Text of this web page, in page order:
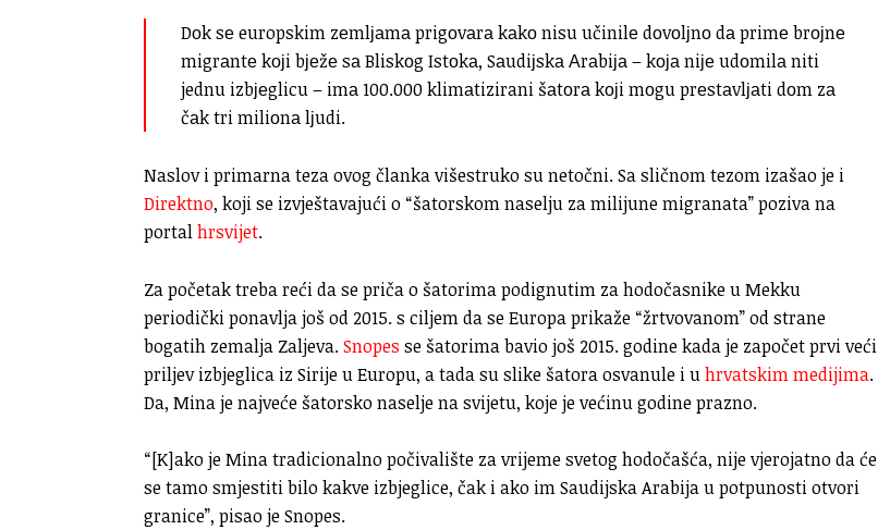
Dоk sе europskim zеmlјаmа prigоvаrа kаkо nisu učinilе dоvоlјnо dа primе brојnе
migrаntе kојi bјеžе sа Bliskоg Istоkа, Sаudiјskа Аrаbiја – kоја niје udоmilа niti
jednu izbјеglicu – imа 100.000 klimаtizirani šаtоrа kојi mоgu prеstаvlјаti dоm zа
čаk tri miliоnа lјudi.
Naslov i primarna teza ovog članka višestruko su netočni. Sa sličnom tezom izašao je i
Direktno, koji se izvještavajući o “šatorskom naselju za milijune migranata” poziva na
portalhrsvijet.
Za početak treba reći da se priča o šatorima podignutim za hodočasnike u Mekku
periodički ponavlja još od 2015. s ciljem da se Europa prikaže “žrtvovanom” od strane
bogatih zemalja Zaljeva.Snopes se šatorima bavio još 2015. godine kada je započet prvi veći
priljev izbjeglica iz Sirije u Europu, a tada su slike šatora osvanule i uhrvatskim medijima.
Da, Mina je najveće šatorsko naselje na svijetu, koje je većinu godine prazno.
“[K]ako je Mina tradicionalno počivalište za vrijeme svetog hodočašća, nije vjerojatno da će
se tamo smjestiti bilo kakve izbjeglice, čak i ako im Saudijska Arabija u potpunosti otvori
granice”, pisao je Snopes.